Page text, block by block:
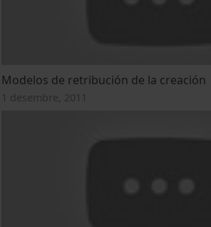
Modelos de retribución de la creación
1 desembre, 2011